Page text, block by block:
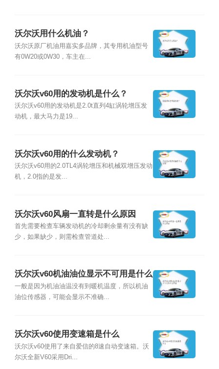
沃尔沃用什么机油？
沃尔沃原厂机油用嘉实多品牌，其专用机油型号
有0W20或0W30，车主在...
沃尔沃v60用的发动机是什么？
沃尔沃v60用的发动机是2.0t直列4缸涡轮增压发
动机，最大马力是19...
沃尔沃v60用的什么发动机？
沃尔沃v60用的2.0TL4涡轮增压和机械双增压发动
机，2.0指的是发...
沃尔沃v60风扇一直转是什么原因
首先需要检查车辆发动机的冷却剩余量有没有缺
少，如果缺少，则需检查管道处...
沃尔沃v60机油油位显示不可用是什么
原因
一般是因为机油油温没有到暖机温度，所以机油
油位传感器，可能会显示不准确...
沃尔沃v60使用变速箱是什么
沃尔沃v60使用了来自爱信的8速自动变速箱。沃
尔沃全新V60采用Dri...